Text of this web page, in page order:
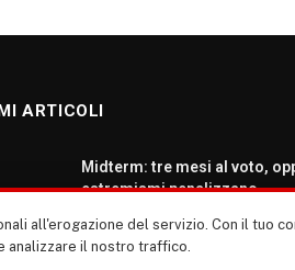
ARTICOLI
Midterm: tre mesi al voto,
estremismi penalizzano
AGOSTO 5, 2026
all'erogazione del servizio. Con il tuo
analizzare il nostro traffico.